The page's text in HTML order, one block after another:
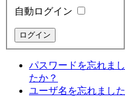
自動ログイン
パスワードを忘れまし
たか？
ユーザ名を忘れました